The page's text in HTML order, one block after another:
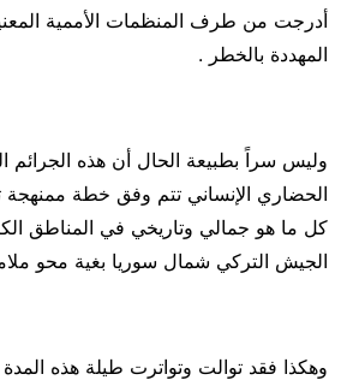
أدرجت من طرف المنظمات الأممية
المهددة بالخطر .
وليس سراً بطبيعة الحال أن هذه الجرائم
الحضاري الإنساني تتم وفق خطة ممنهجة
كل ما هو جمالي وتاريخي في المناطق
الجيش التركي شمال سوريا بغية محو
وهكذا فقد توالت وتواترت طيلة هذه المدة